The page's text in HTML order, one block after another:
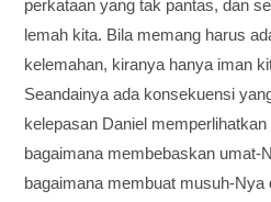
perkataan yang tak pantas, dan
lemah kita. Bila memang harus
kelemahan, kiranya hanya iman
Seandainya ada konsekuensi
kelepasan Daniel
bagaimana membebaskan umat-
bagaimana membuat musuh-Nya